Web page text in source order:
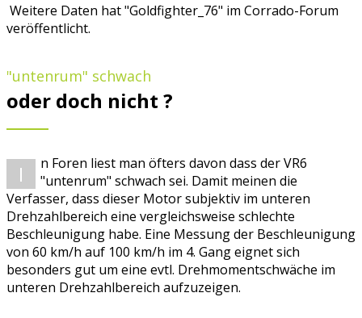
Weitere Daten hat "Goldfighter_76" im Corrado-Forum
veröffentlicht.
"untenrum" schwach
oder doch nicht ?
I
n Foren liest man öfters davon dass der VR6
"untenrum" schwach sei. Damit meinen die
Verfasser, dass dieser Motor subjektiv im unteren
Drehzahlbereich eine vergleichsweise schlechte
Beschleunigung habe. Eine Messung der Beschleunigung
von 60 km/h auf 100 km/h im 4. Gang eignet sich
besonders gut um eine evtl. Drehmomentschwäche im
unteren Drehzahlbereich aufzuzeigen.